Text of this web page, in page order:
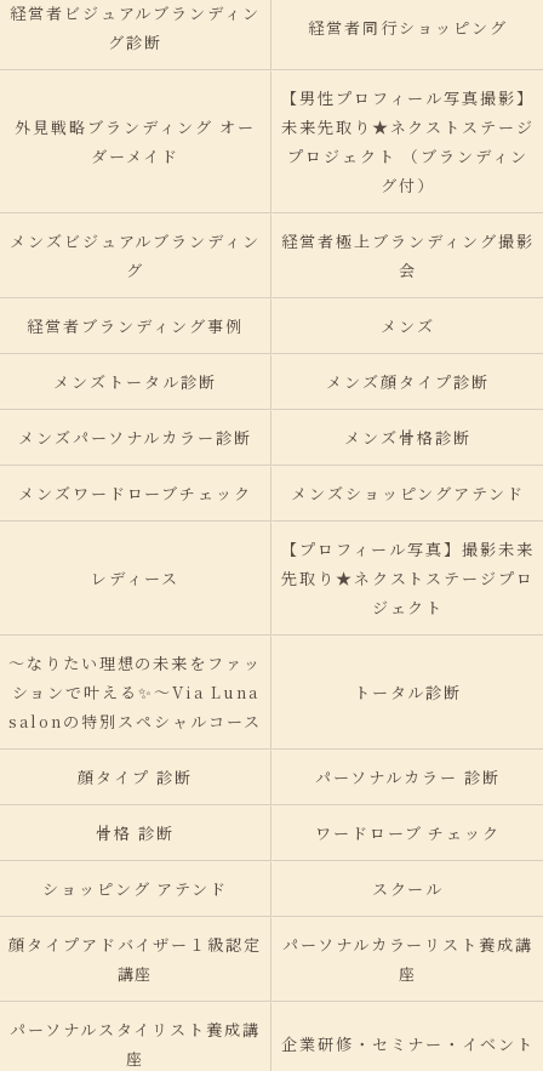
経営者ビジュアルブランディン
グ診断
経営者同行ショッピング
外見戦略ブランディング オー
ダーメイド
【男性プロフィール写真撮影】
未来先取り★ネクストステージ
プロジェクト （ブランディン
グ付）
メンズビジュアルブランディン
グ
経営者極上ブランディング撮影
会
経営者ブランディング事例 メンズ
メンズトータル診断 メンズ顔タイプ診断
メンズパーソナルカラー診断 メンズ骨格診断
メンズワードローブチェック メンズショッピングアテンド
レディース
【プロフィール写真】撮影未来
先取り★ネクストステージプロ
ジェクト
〜なりたい理想の未来をファッ
ションで叶える✨〜Via Luna
salonの特別スペシャルコース
トータル診断
顔タイプ 診断 パーソナルカラー 診断
骨格 診断 ワードローブ チェック
ショッピング アテンド スクール
顔タイプアドバイザー１級認定
講座
パーソナルカラーリスト養成講
座
パーソナルスタイリスト養成講
座
企業研修・セミナー・イベント